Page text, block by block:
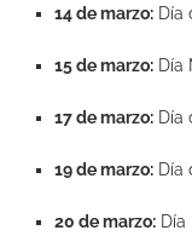
14 de marzo: Día
15 de marzo: Día
17 de marzo: Día
19 de marzo: Día
20 de marzo: